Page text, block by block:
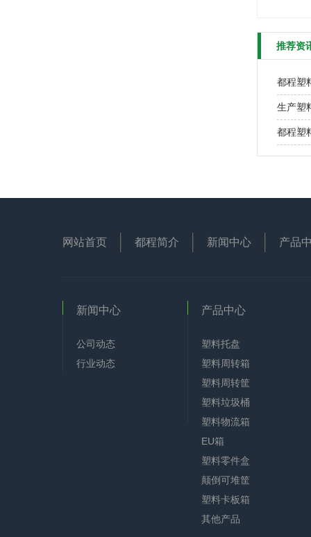
推荐资
都程塑
生产塑
都程塑
网站首页 都程简介 新闻中心 产品
新闻中心
公司动态
行业动态
产品中心
塑料托盘
塑料周转箱
塑料周转筐
塑料垃圾桶
塑料物流箱
EU箱
塑料零件盒
颠倒可堆筐
塑料卡板箱
其他产品